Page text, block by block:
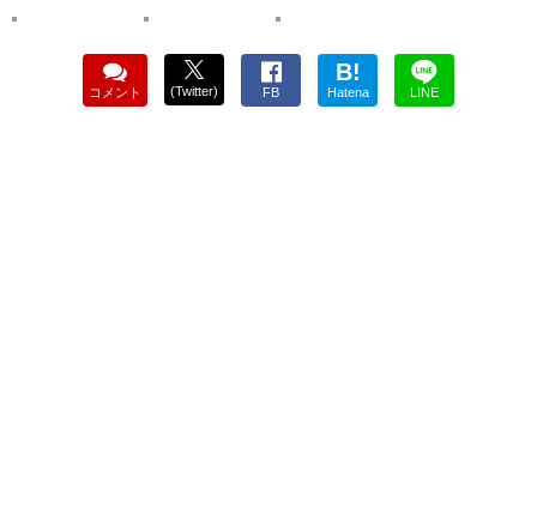
コメント (Twitter) FB
B!
Hatena LINE